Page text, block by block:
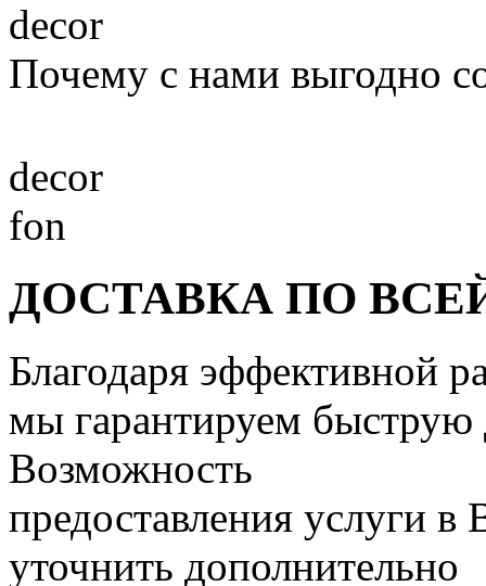
decor
Почему с нами выгодно
decor
fon
ДОСТАВКА ПО
Благодаря эффективной
мы гарантируем быструю
Возможность
предоставления услуги
уточнить дополнительно